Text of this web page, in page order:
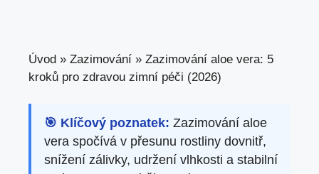
Úvod » Zazimování » Zazimování aloe vera: 5
kroků pro zdravou zimní péči (2026)
🎯 Klíčový poznatek: Zazimování aloe
vera spočívá v přesunu rostliny dovnitř,
snížení zálivky, udržení vlhkosti a stabilní